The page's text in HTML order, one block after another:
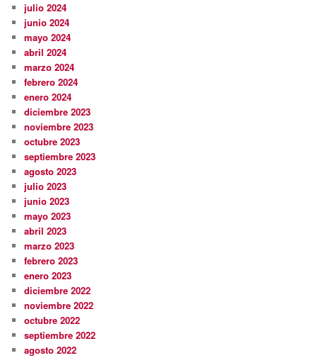
julio 2024
junio 2024
mayo 2024
abril 2024
marzo 2024
febrero 2024
enero 2024
diciembre 2023
noviembre 2023
octubre 2023
septiembre 2023
agosto 2023
julio 2023
junio 2023
mayo 2023
abril 2023
marzo 2023
febrero 2023
enero 2023
diciembre 2022
noviembre 2022
octubre 2022
septiembre 2022
agosto 2022